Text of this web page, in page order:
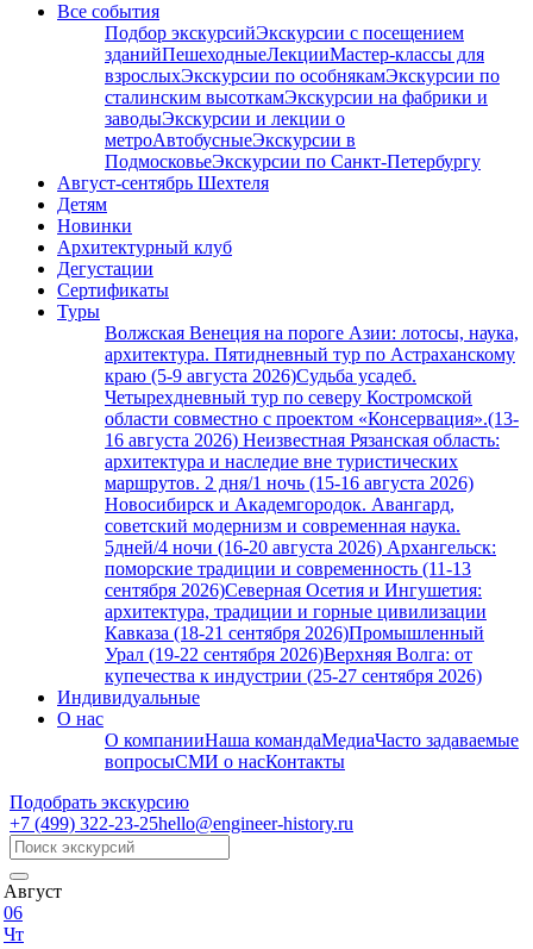
Все события
Подбор экскурсийЭкскурсии с посещением
зданийПешеходныеЛекцииМастер-классы для
взрослыхЭкскурсии по особнякамЭкскурсии по
сталинским высоткамЭкскурсии на фабрики и
заводыЭкскурсии и лекции о
метроАвтобусныеЭкскурсии в
ПодмосковьеЭкскурсии по Санкт-Петербургу
Август-сентябрь Шехтеля
Детям
Новинки
Архитектурный клуб
Дегустации
Сертификаты
Туры
Волжская Венеция на пороге Азии: лотосы, наука,
архитектура. Пятидневный тур по Астраханскому
краю (5-9 августа 2026)Судьба усадеб.
Четырехдневный тур по северу Костромской
области совместно с проектом «Консервация».(13-
16 августа 2026) Неизвестная Рязанская область:
архитектура и наследие вне туристических
маршрутов. 2 дня/1 ночь (15-16 августа 2026)
Новосибирск и Академгородок. Авангард,
советский модернизм и современная наука.
5дней/4 ночи (16-20 августа 2026) Архангельск:
поморские традиции и современность (11-13
сентября 2026)Северная Осетия и Ингушетия:
архитектура, традиции и горные цивилизации
Кавказа (18-21 сентября 2026)Промышленный
Урал (19-22 сентября 2026)Верхняя Волга: от
купечества к индустрии (25-27 сентября 2026)
Индивидуальные
О нас
О компанииНаша командаМедиаЧасто задаваемые
вопросыСМИ о насКонтакты
Подобрать экскурсию
+7 (499) 322-23-25hello@engineer-history.ru
Август
06
Чт